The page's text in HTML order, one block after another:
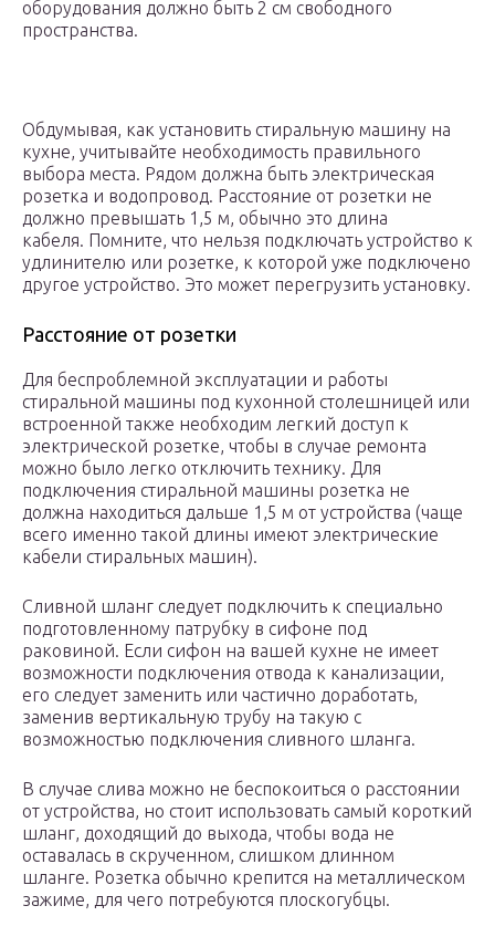
оборудования должно быть 2 см свободного
пространства.
Обдумывая, как установить стиральную машину на
кухне, учитывайте необходимость правильного
выбора места. Рядом должна быть электрическая
розетка и водопровод. Расстояние от розетки не
должно превышать 1,5 м, обычно это длина
кабеля. Помните, что нельзя подключать устройство к
удлинителю или розетке, к которой уже подключено
другое устройство. Это может перегрузить установку.
Расстояние от розетки
Для беспроблемной эксплуатации и работы
стиральной машины под кухонной столешницей или
встроенной также необходим легкий доступ к
электрической розетке, чтобы в случае ремонта
можно было легко отключить технику. Для
подключения стиральной машины розетка не
должна находиться дальше 1,5 м от устройства (чаще
всего именно такой длины имеют электрические
кабели стиральных машин).
Сливной шланг следует подключить к специально
подготовленному патрубку в сифоне под
раковиной. Если сифон на вашей кухне не имеет
возможности подключения отвода к канализации,
его следует заменить или частично доработать,
заменив вертикальную трубу на такую ​​с
возможностью подключения сливного шланга.
В случае слива можно не беспокоиться о расстоянии
от устройства, но стоит использовать самый короткий
шланг, доходящий до выхода, чтобы вода не
оставалась в скрученном, слишком длинном
шланге. Розетка обычно крепится на металлическом
зажиме, для чего потребуются плоскогубцы.